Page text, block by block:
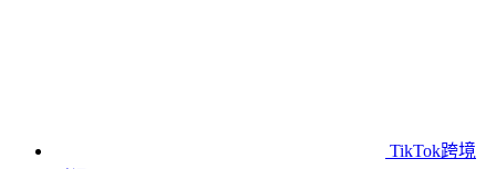
TikTok跨境